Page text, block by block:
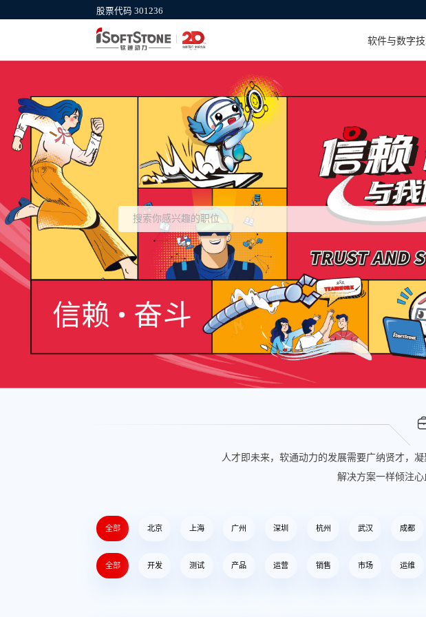
股票代码 301236
集团官网 智通国际
软件与数字
人才即未来，软通动力的发展需要广纳贤才，
解决方案一样倾注
全部 北京 上海 广州 深圳 杭州 武汉 成都
全部 开发 测试 产品 运营 销售 市场 运维